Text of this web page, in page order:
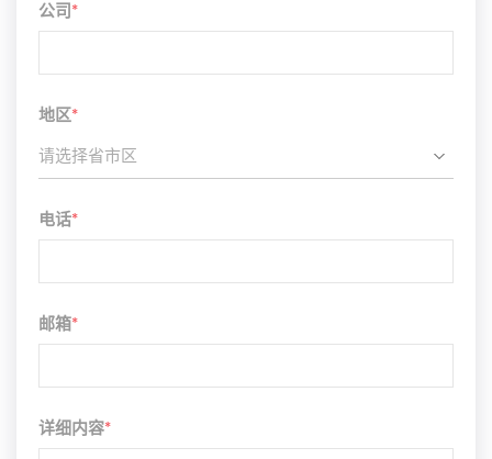
公司 *
地区*
请选择省市区
电话*
邮箱*
详细内容*